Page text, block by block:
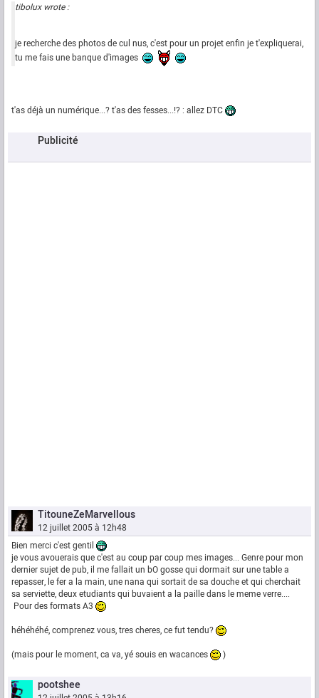
tibolux wrote :
je recherche des photos de cul nus, c'est pour un projet enfin je t'expliquerai,
tu me fais une banque d'images
t'as déjà un numérique...? t'as des fesses...!? : allez DTC
Publicité
TitouneZeMarvellous
12 juillet 2005 à 12h48
Bien merci c'est gentil
je vous avouerais que c'est au coup par coup mes images... Genre pour mon
dernier sujet de pub, il me fallait un bO gosse qui dormait sur une table a
repasser, le fer a la main, une nana qui sortait de sa douche et qui cherchait
sa serviette, deux etudiants qui buvaient a la paille dans le meme verre....
Pour des formats A3
héhéhéhé, comprenez vous, tres cheres, ce fut tendu?
(mais pour le moment, ca va, yé souis en wacances
)
pootshee